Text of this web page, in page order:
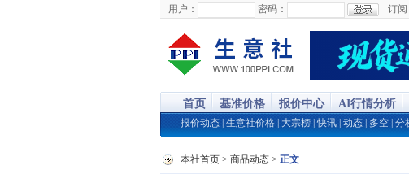
用户： 密码： 订阅
首页 基准价格 报价中心 AI行情分析
报价动态 生意社价格 大宗榜 |快讯 动态 多空 分
本社首页 > 商品动态 > 正文